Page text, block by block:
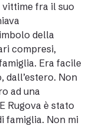
fra il suo
della
compresi,
Era facile
Non
ad una
Rugova è stato
famiglia. Non mi